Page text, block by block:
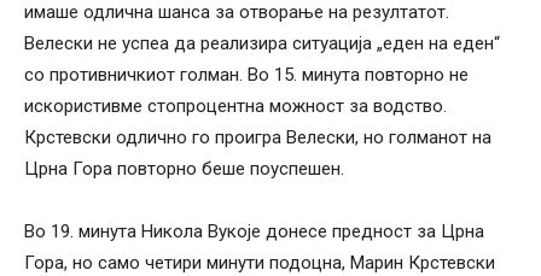
имаше одлична шанса за отворање на резултатот.
Велески не успеа да реализира ситуација „еден на еден“
со противничкиот голман. Во 15. минута повторно не
искористивме стопроцентна можност за водство.
Крстевски одлично го проигра Велески, но голманот на
Црна Гора повторно беше поуспешен.
Во 19. минута Никола Вукоје донесе предност за Црна
Гора, но само четири минути подоцна, Марин Крстевски